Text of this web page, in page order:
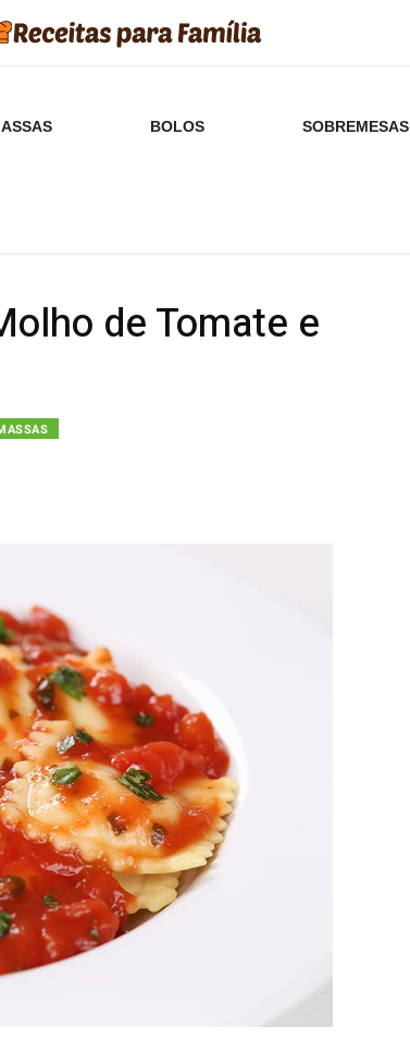
BOLOS SOBREMESAS
de Tomate e